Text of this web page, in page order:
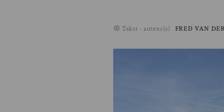
Tekst - auteur(s) FRED VAN